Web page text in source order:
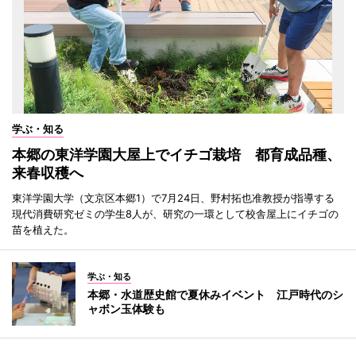
学ぶ・知る
本郷の東洋学園大屋上でイチゴ栽培 都育成品種、
来春収穫へ
東洋学園大学（文京区本郷1）で7月24日、野村拓也准教授が指導する
現代消費研究ゼミの学生8人が、研究の一環として校舎屋上にイチゴの
苗を植えた。
学ぶ・知る
本郷・水道歴史館で夏休みイベント 江戸時代のシ
ャボン玉体験も